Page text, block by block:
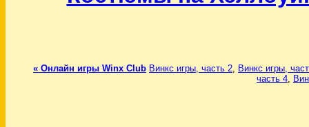
« Онлайн игры Winx Club Винкс игры, часть 2, Винкс игры,
часть 4,